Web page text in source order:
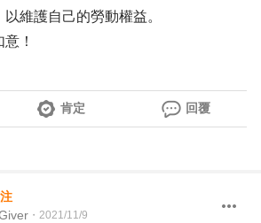
維護自己的勞動權益。
！
肯定 回覆
・ 2021/11/9